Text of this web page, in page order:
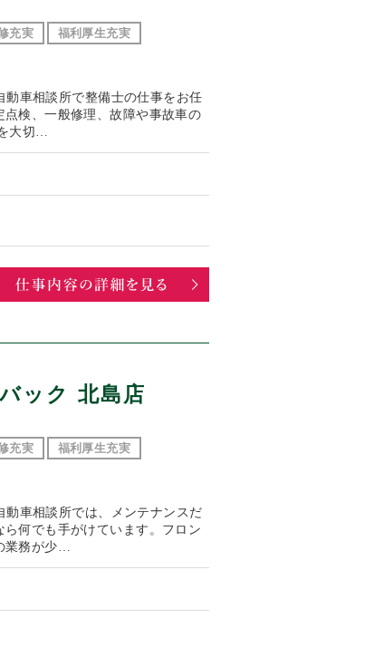
充実
福利厚生充実
車相談所で整備士の仕事をお任
検、一般修理、故障や事故車の
大切…
ック 北島店
充実
福利厚生充実
車相談所では、メンテナンスだ
何でも手がけています。フロン
業務が少…